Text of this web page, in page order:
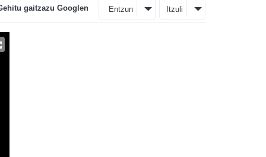
gaitzazu Googlen Entzun Itzuli